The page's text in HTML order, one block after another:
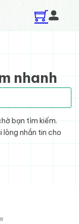
nhanh
bạn tìm kiếm.
lòng nhắn tin cho